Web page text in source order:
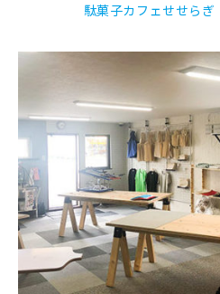
駄菓子カフェせせらぎ